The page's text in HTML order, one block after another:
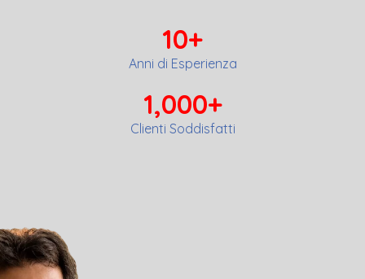
10+
Anni di Esperienza
1,000+
Clienti Soddisfatti